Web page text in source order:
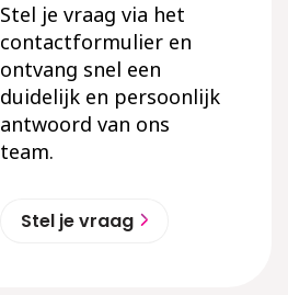
Stel je vraag via het
contactformulier en
ontvang snel een
duidelijk en persoonlijk
antwoord van ons
team.
Stel je vraag